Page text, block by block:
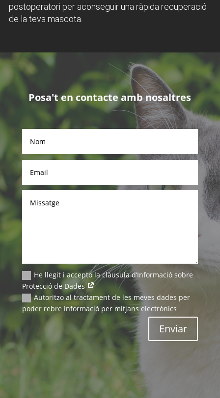
postoperatori per aconseguir una ràpida recuperació
de la teva mascota.
Posa't en contacte amb nosaltres
He llegit i accepto la clàusula d’Informació sobre
Protecció de Dades
Autoritzo al tractament de les meves dades per
poder rebre informació per mitjans electrònics
Enviar